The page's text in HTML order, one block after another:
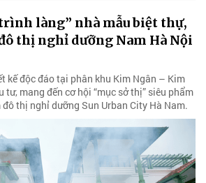
làng” nhà mẫu biệt thự,
thị nghỉ dưỡng Nam Hà Nội
kế độc đáo tại phân khu Kim Ngân – Kim
tư, mang đến cơ hội “mục sở thị” siêu phẩm
thị nghỉ dưỡng Sun Urban City Hà Nam.